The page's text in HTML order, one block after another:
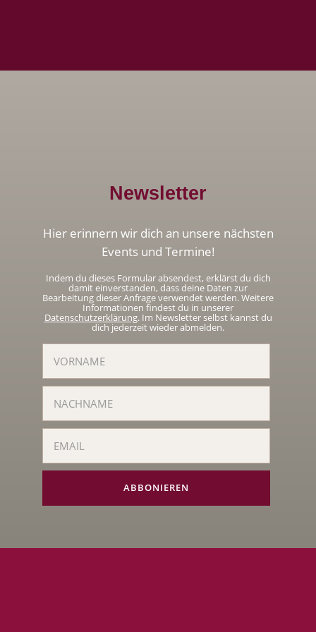
Newsletter
Hier erinnern wir dich an unsere nächsten
Events und Termine!
Indem du dieses Formular absendest, erklärst du dich
damit einverstanden, dass deine Daten zur
Bearbeitung dieser Anfrage verwendet werden. Weitere
Informationen findest du in unserer
Datenschutzerklärung. Im Newsletter selbst kannst du
dich jederzeit wieder abmelden.